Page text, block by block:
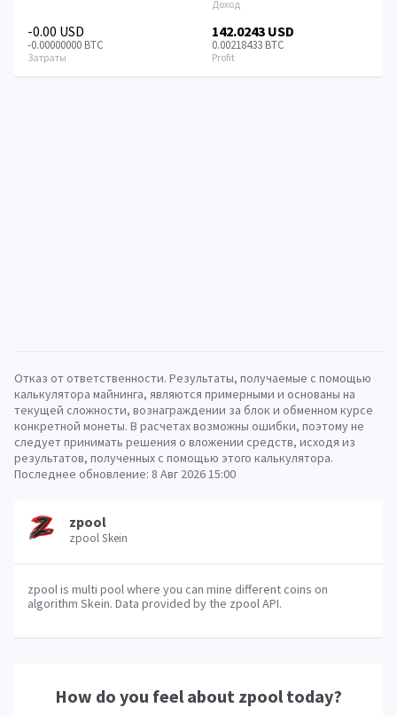
zpool
zpool Skein
zpool is multi pool where you can mine different coins on
algorithm Skein. Data provided by the zpool API.
How do you feel about zpooltoday?
-0.00 USD
-0.00000000 BTC
142.0243 USD
0.00218433 BTC
Отказ от ответственности. Результаты, получаемые с помощью
калькулятора майнинга, являются примерными и основаны на
текущей сложности, вознаграждении за блок и обменном курсе
конкретной монеты. В расчетах возможны ошибки, поэтому не
следует принимать решения о вложении средств, исходя из
результатов, полученных с помощью этого калькулятора.
Последнее обновление: 8 Авг 2026 15:00